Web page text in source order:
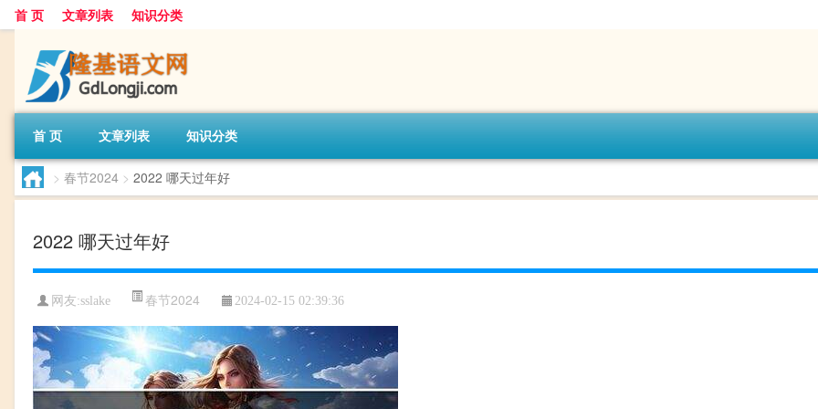
首 页 文章列表 知识分类
首 页 文章列表 知识分类
> 春节2024 > 2022 哪天过年好
2022 哪天过年好
网友:sslake 春节2024 2024-02-15 02:39:36